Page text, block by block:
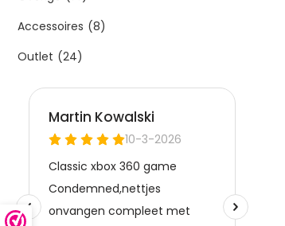
Accessoires (8)
Outlet (24)